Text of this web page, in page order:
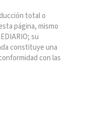
total o
página, mismo
su
constituye una
con las